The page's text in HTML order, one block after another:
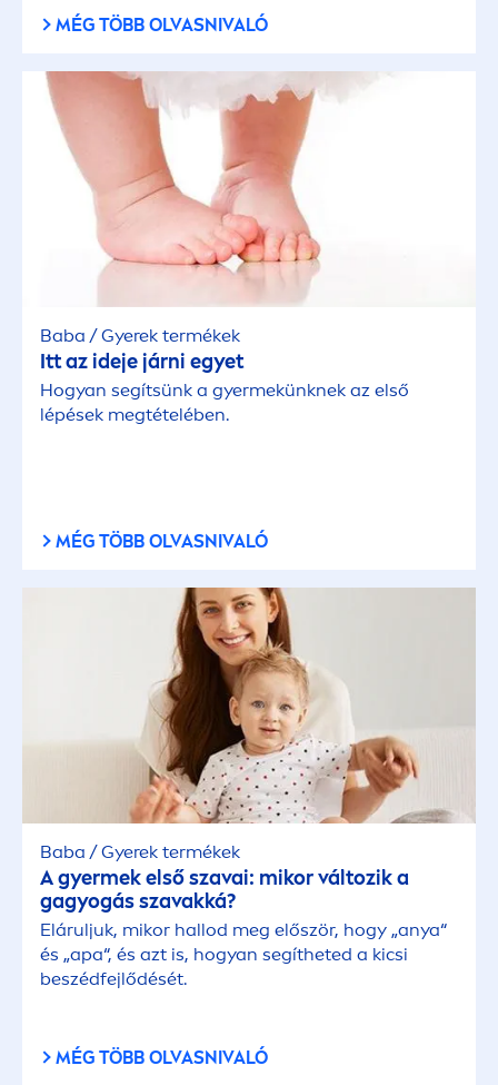
Száraz bőr
Vegyes bőr
HAJTÍPUS
Minden hajtípus
Száraz haj
Zsíros haj
MÉG TÖBB OLVASNIVALÓ
Baba / Gyerek termékek
Itt az ideje járni egyet
Hogyan segítsünk a gyermekünknek az első
lépések megtételében.
MÉG TÖBB OLVASNIVALÓ
Baba / Gyerek termékek
A gyermek első szavai: mikor változik a
gagyogás szavakká?
Eláruljuk, mikor hallod meg először, hogy „anya“
és „apa“, és azt is, hogyan segítheted a kicsi
beszédfejlődését.
MÉG TÖBB OLVASNIVALÓ